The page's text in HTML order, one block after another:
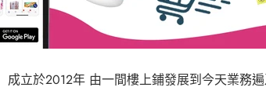
成立於2012年 由一間樓上鋪發展到今天業務